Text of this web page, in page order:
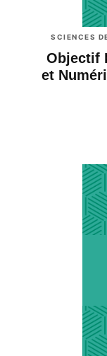
SCIENCES
Objectif
et